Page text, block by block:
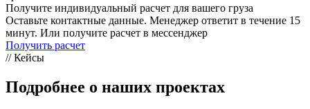
Получите индивидуальный расчет для вашего груза
Оставьте контактные данные. Менеджер ответит в течение 15
минут. Или получите расчет в мессенджер
Получить расчет
// Кейсы
Подробнее о наших проектах